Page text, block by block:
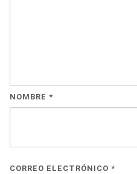
NOMBRE *
CORREO ELECTRÓNICO *